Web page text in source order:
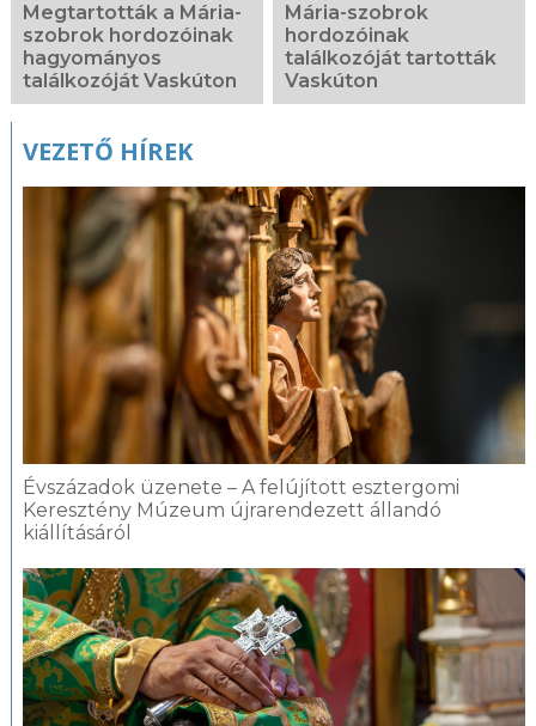
Megtartották a Mária-
szobrok hordozóinak
hagyományos
találkozóját Vaskúton
Mária-szobrok
hordozóinak
találkozóját tartották
Vaskúton
VEZETŐ HÍREK
Évszázadok üzenete – A felújított esztergomi
Keresztény Múzeum újrarendezett állandó
kiállításáról